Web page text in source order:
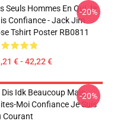
Seuls Hommes En Qui Je
Confiance - Jack Jim
Tshirt Poster RB0811
€ - 42,22 €
-20%
Dis Idk Beaucoup Mais
Moi Confiance Je Suis
Courant
-20%